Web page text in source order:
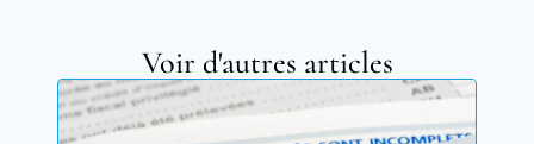
Voir d'autres articles